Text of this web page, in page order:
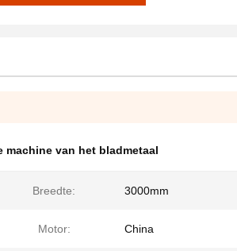
machine van het bladmetaal
Breedte: 3000mm
Motor: China